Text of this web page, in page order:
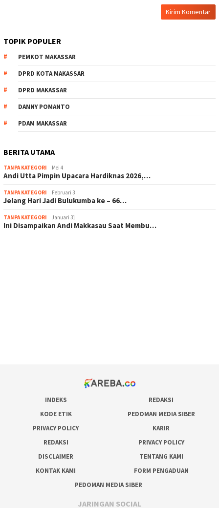
TOPIK POPULER
PEMKOT MAKASSAR
DPRD KOTA MAKASSAR
DPRD MAKASSAR
DANNY POMANTO
PDAM MAKASSAR
BERITA UTAMA
TANPA KATEGORI Mei 4
Andi Utta Pimpin Upacara Hardiknas 2026,…
TANPA KATEGORI Februari 3
Jelang Hari Jadi Bulukumba ke – 66…
TANPA KATEGORI Januari 31
Ini Disampaikan Andi Makkasau Saat Membu…
INDEKS
REDAKSI
KODE ETIK
PEDOMAN MEDIA SIBER
PRIVACY POLICY
KARIR
REDAKSI
PRIVACY POLICY
DISCLAIMER
TENTANG KAMI
KONTAK KAMI
FORM PENGADUAN
PEDOMAN MEDIA SIBER
JARINGAN SOCIAL